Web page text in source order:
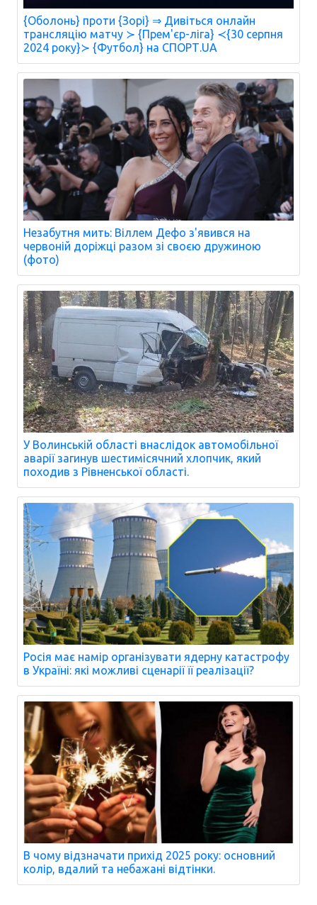
{Оболонь} проти {Зорі} ⇒ Дивіться онлайн
трансляцію матчу ≻ {Прем'єр-ліга} ≺{30 серпня
2024 року}≻ {Футбол} на СПОРТ.UA
Незабутня мить: Віллем Дефо з'явився на
червоній доріжці разом зі своєю дружиною
(фото)
У Волинській області внаслідок автомобільної
аварії загинув шестимісячний хлопчик, який
походив з Рівненської області.
Росія має намір організувати ядерну катастрофу
в Україні: які можливі сценарії її реалізації?
В чому відзначати прихід 2025 року: основний
колір, вдалий та небажані відтінки.